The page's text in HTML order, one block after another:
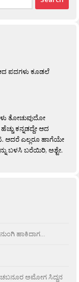
ಪದಗಳು ಕೂಡಲೆ
ತೋಚುವುದೋ
ಕನ್ನಡದ್ದೇ ಆದ
ಆದರೆ ಎಲ್ಲರೂ ಹಾಗೆಯೇ
ಬಳಸಿ ಬರೆಯಿರಿ, ಅಶ್ಟೇ.
ಹಾಕಿದಾಗ…
ಅಮೋಗ ಸಿದ್ದನ